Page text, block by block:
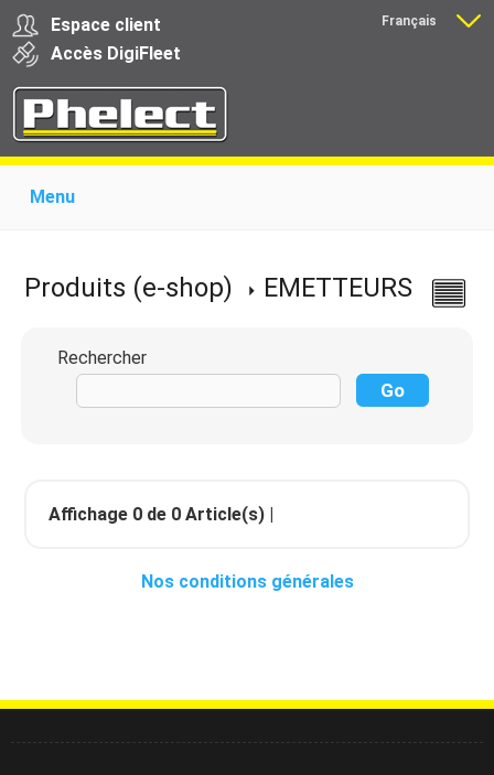
Espace client
Accès DigiFleet
Français
Menu
Produits pour transporteurs
Formations
Support
Liens
Produits (e-shop) EMETTEURS
Rechercher
Affichage 0 de 0 Article(s) |
Nos conditions générales